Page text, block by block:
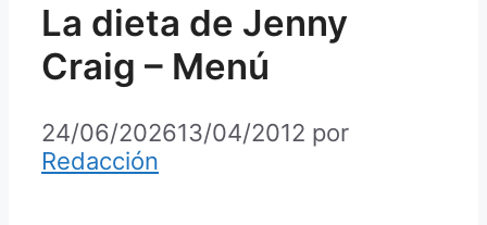
La dieta de Jenny
Craig – Menú
24/06/202613/04/2012 por
Redacción